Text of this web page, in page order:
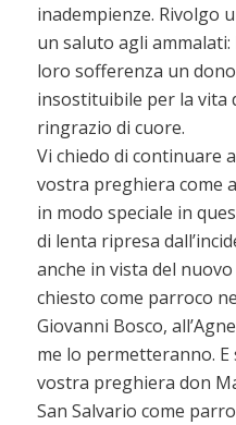
inadempienze. Rivolgo
un saluto agli
loro sofferenza un
insostituibile per la vita
ringrazio di cuore.
Vi chiedo di continuare
vostra preghiera come
in modo speciale in
di lenta ripresa
anche in vista del
chiesto come parroco
Giovanni Bosco,
me lo permetteranno.
vostra preghiera don
San Salvario come